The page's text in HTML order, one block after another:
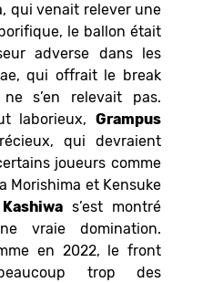
qui venait relever une
le ballon était
adverse dans les
qui offrait le break
s’en relevait pas.
laborieux, Grampus
qui devraient
joueurs comme
Morishima et Kensuke
Kashiwa s’est montré
vraie domination.
en 2022, le front
trop des